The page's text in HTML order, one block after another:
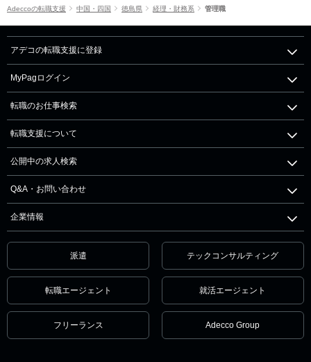
Adeccoの転職支援 中国・四国 徳島県 経理・財務系 管理職
アデコの転職支援に登録
MyPagログイン
転職のお仕事検索
転職支援について
公開中の求人検索
Q&A・お問い合わせ
企業情報
派遣 テックコンサルティング
転職エージェント 就活エージェント
フリーランス Adecco Group